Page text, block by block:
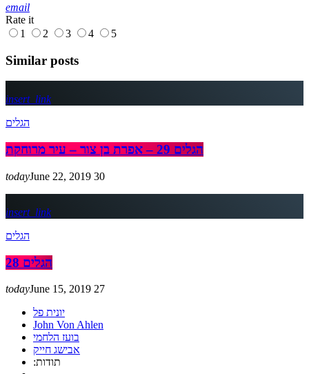
email
Rate it
1
2 3 4 5
Similar posts
insert_link
הגלים
הגלים 29 – אפרת בן צור – עיר מרוחקת
todayJune 22, 2019 30
insert_link
הגלים
הגלים 28
todayJune 15, 2019 27
יונית פל
John Von Ahlen
בועז הלחמי
אבישג חייק
:תודות